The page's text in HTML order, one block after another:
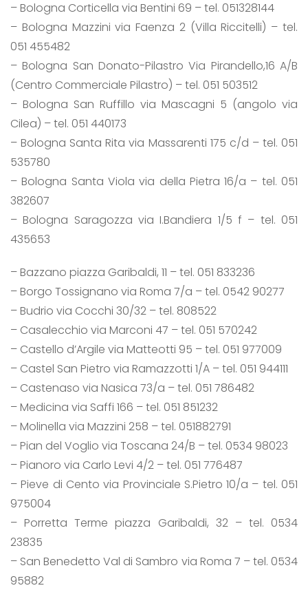
– Bologna Corticella via Bentini 69 – tel. 051328144
– Bologna Mazzini via Faenza 2 (Villa Riccitelli) – tel.
051 455482
– Bologna San Donato-Pilastro Via Pirandello,16 A/B
(Centro Commerciale Pilastro) – tel. 051 503512
– Bologna San Ruffillo via Mascagni 5 (angolo via
Cilea) – tel. 051 440173
– Bologna Santa Rita via Massarenti 175 c/d – tel. 051
535780
– Bologna Santa Viola via della Pietra 16/a – tel. 051
382607
– Bologna Saragozza via I.Bandiera 1/5 f – tel. 051
435653
– Bazzano piazza Garibaldi, 11 – tel. 051 833236
– Borgo Tossignano via Roma 7/a – tel. 0542 90277
– Budrio via Cocchi 30/32 – tel. 808522
– Casalecchio via Marconi 47 – tel. 051 570242
– Castello d’Argile via Matteotti 95 – tel. 051 977009
– Castel San Pietro via Ramazzotti 1/A – tel. 051 944111
– Castenaso via Nasica 73/a – tel. 051 786482
– Medicina via Saffi 166 – tel. 051 851232
– Molinella via Mazzini 258 – tel. 051882791
– Pian del Voglio via Toscana 24/B – tel. 0534 98023
– Pianoro via Carlo Levi 4/2 – tel. 051 776487
– Pieve di Cento via Provinciale S.Pietro 10/a – tel. 051
975004
– Porretta Terme piazza Garibaldi, 32 – tel. 0534
23835
– San Benedetto Val di Sambro via Roma 7 – tel. 0534
95882